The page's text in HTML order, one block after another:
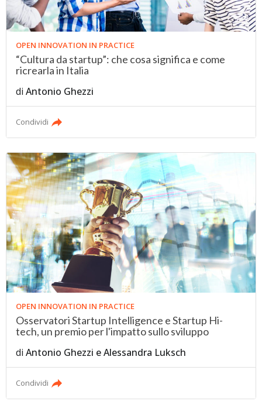
OPEN INNOVATION IN PRACTICE
“Cultura da startup”: che cosa significa e come
ricrearla in Italia
diAntonio Ghezzi
Condividi
OPEN INNOVATION IN PRACTICE
Osservatori Startup Intelligence e Startup Hi-
tech, un premio per l'impatto sullo sviluppo
diAntonio Ghezzi eAlessandra Luksch
Condividi